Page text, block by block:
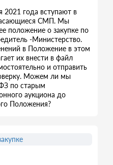
2021 года вступают в
СМП. Мы
положение о закупке по
-Министерство.
в Положение в этом
их внести в файл
и отправить
Можем ли мы
по старым
аукциона до
Положения?